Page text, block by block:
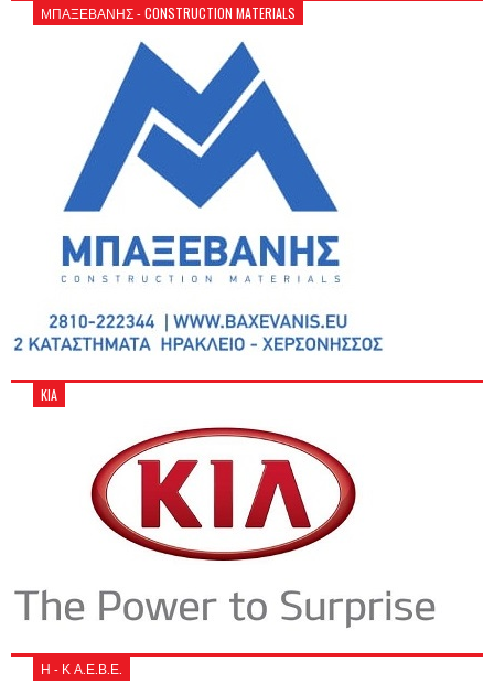
ΜΠΑΞΕΒΑΝΗΣ - CONSTRUCTION MATERIALS
KIA
Η - Κ Α.Ε.Β.Ε.